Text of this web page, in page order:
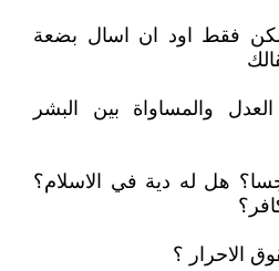
ولكن فقط اود ان اسال بضعة
والمساواة بين البشر
هل له دية في الاسلام؟
الاحرار ؟